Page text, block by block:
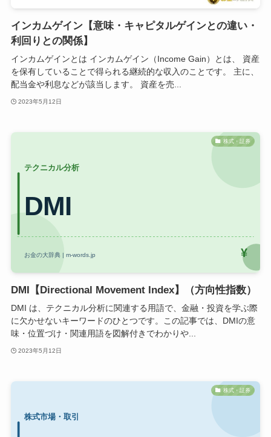
インカムゲイン【意味・キャピタルゲインとの違い・
利回りとの関係】
インカムゲインとは インカムゲイン（Income Gain）とは、 資産
を保有していることで得られる継続的な収入のことです。 主に、
配当金や利息などが該当します。 資産を売...
2023年5月12日
株式・証券
DMI【Directional Movement Index】（方向性指数）
DMI は、テクニカル分析に関連する用語で、金融・投資を学ぶ際
に欠かせないキーワードのひとつです。この記事では、DMIの意
味・位置づけ・関連用語を図解付きでわかりや...
2023年5月12日
株式・証券